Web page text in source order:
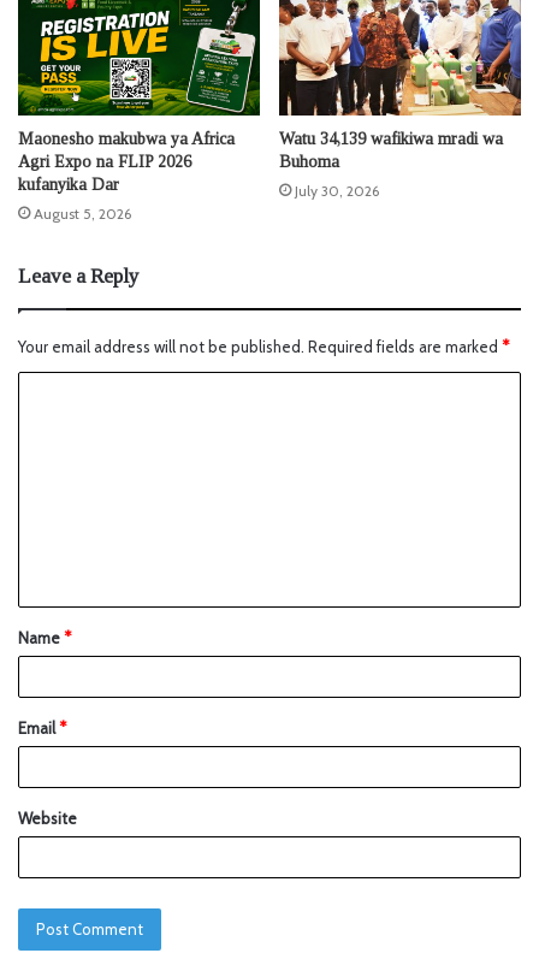
Maonesho makubwa ya Africa
Agri Expo na FLIP 2026
kufanyika Dar
August 5, 2026
Watu 34,139 wafikiwa mradi wa
Buhoma
July 30, 2026
Leave a Reply
Your email address will not be published. Required fields are marked *
Name*
Email*
Website